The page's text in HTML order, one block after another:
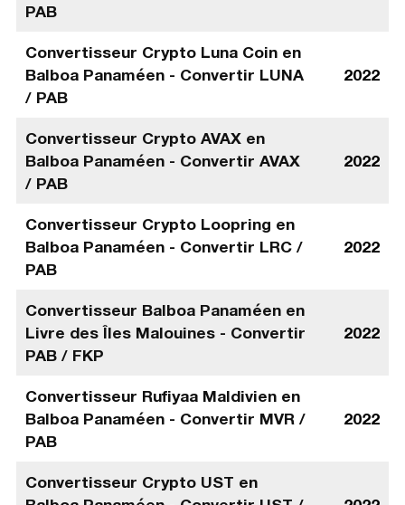
PAB
Convertisseur Crypto Luna Coin en
Balboa Panaméen - Convertir LUNA
/ PAB
2022
Convertisseur Crypto AVAX en
Balboa Panaméen - Convertir AVAX
/ PAB
2022
Convertisseur Crypto Loopring en
Balboa Panaméen - Convertir LRC /
PAB
2022
Convertisseur Balboa Panaméen en
Livre des Îles Malouines - Convertir
PAB / FKP
2022
Convertisseur Rufiyaa Maldivien en
Balboa Panaméen - Convertir MVR /
PAB
2022
Convertisseur Crypto UST en